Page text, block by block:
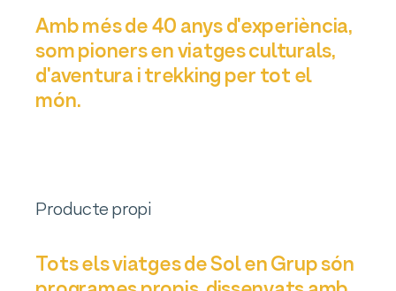
Amb més de 40 anys d'experiència,
som pioners en viatges culturals,
d'aventura i trekking per tot el
món.
Producte propi
Tots els viatges de Sol en Grup són